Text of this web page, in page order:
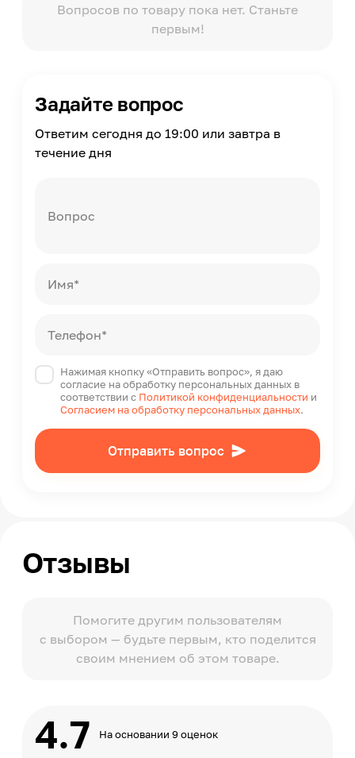
Прочность на сжатие
24
Масса
Вопросов по товару пока нет. Станьте
первым!
Задайте вопрос
Ответим сегодня до 19:00 или завтра в
течение дня
Вопрос
Имя*
Телефон*
Нажимая кнопку «Отправить вопрос», я даю
согласие на обработку персональных данных в
соответствии с Политикой конфиденциальности и
Согласием на обработку персональных данных.
Отправить вопрос
Отзывы
Помогите другим пользователям
с выбором — будьте первым, кто поделится
своим мнением об этом товаре.
4.7 На основании 9 оценок